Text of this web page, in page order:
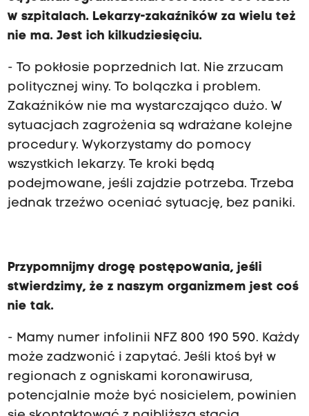
w szpitalach. Lekarzy-zakaźników za wielu też
nie ma. Jest ich kilkudziesięciu.
- To pokłosie poprzednich lat. Nie zrzucam
politycznej winy. To bolączka i problem.
Zakaźników nie ma wystarczająco dużo. W
sytuacjach zagrożenia są wdrażane kolejne
procedury. Wykorzystamy do pomocy
wszystkich lekarzy. Te kroki będą
podejmowane, jeśli zajdzie potrzeba. Trzeba
jednak trzeźwo oceniać sytuację, bez paniki.
Przypomnijmy drogę postępowania, jeśli
stwierdzimy, że z naszym organizmem jest coś
nie tak.
- Mamy numer infolinii NFZ 800 190 590. Każdy
może zadzwonić i zapytać. Jeśli ktoś był w
regionach z ogniskami koronawirusa,
potencjalnie może być nosicielem, powinien